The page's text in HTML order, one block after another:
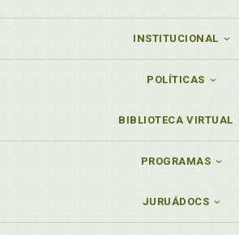
INSTITUCIONAL
POLÍTICAS
BIBLIOTECA VIRTUAL
PROGRAMAS
JURUÁDOCS